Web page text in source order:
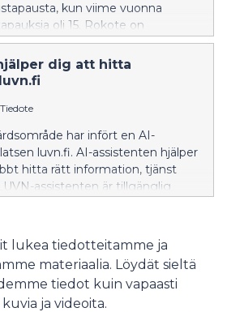
kun viime vuonna
oli 15. Rokote on
puutiaisaivotulehdukselta.
dig att hitta
Tiedote
har infört en AI-
luvn.fi. AI-assistenten hjälper
hitta rätt information, tjänst
assistenten är tillgänglig
lukea tiedotteitamme ja
materiaalia. Löydät sieltä
tiedot kuin vapaasti
ja videoita.